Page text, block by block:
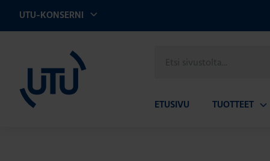
UTU-KONSERNI
sivustolta
ETUSIVU TUOTTEET